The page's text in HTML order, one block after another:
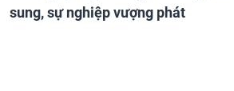
sung, sự nghiệp vượng phát